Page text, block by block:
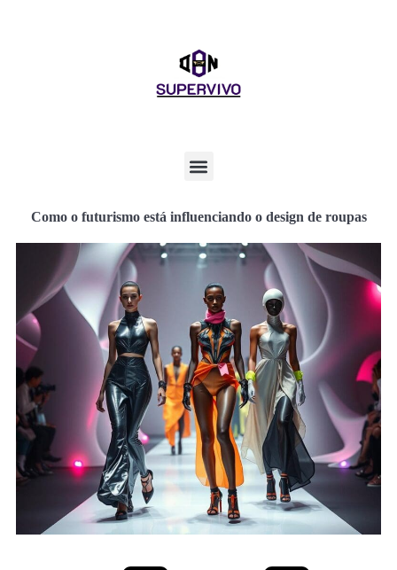
Como o futurismo está influenciando o design de roupas